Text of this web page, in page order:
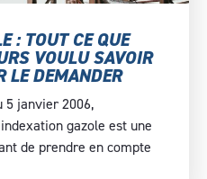
: TOUT CE QUE
VOULU SAVOIR
LE DEMANDER
5 janvier 2006,
gazole est une
de prendre en compte